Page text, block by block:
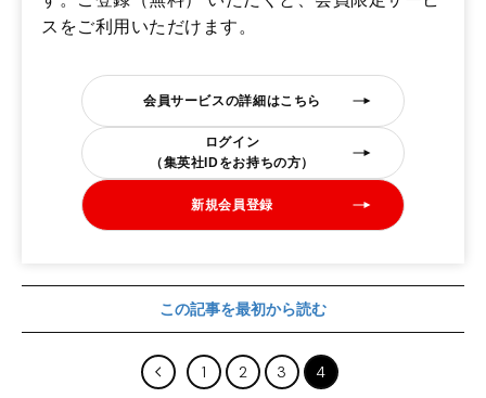
スをご利用いただけます。
会員サービスの詳細はこちら
ログイン
（集英社IDをお持ちの方）
新規会員登録
この記事を最初から読む
1 2 3 4